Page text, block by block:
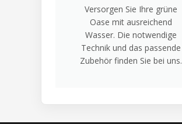
Versorgen Sie Ihre grüne
Oase mit ausreichend
Wasser. Die notwendige
Technik und das passende
Zubehör finden Sie bei uns.